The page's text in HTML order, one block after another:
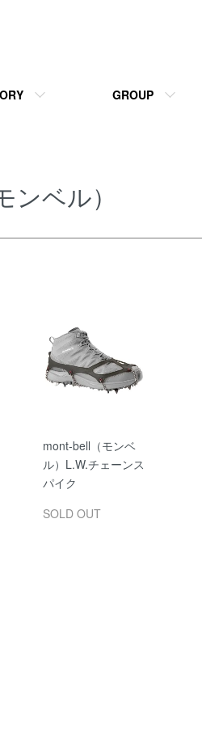
GROUP
ンベル）
mont-bell（モンベ
ル）L.W.チェーンス
パイク
SOLD OUT